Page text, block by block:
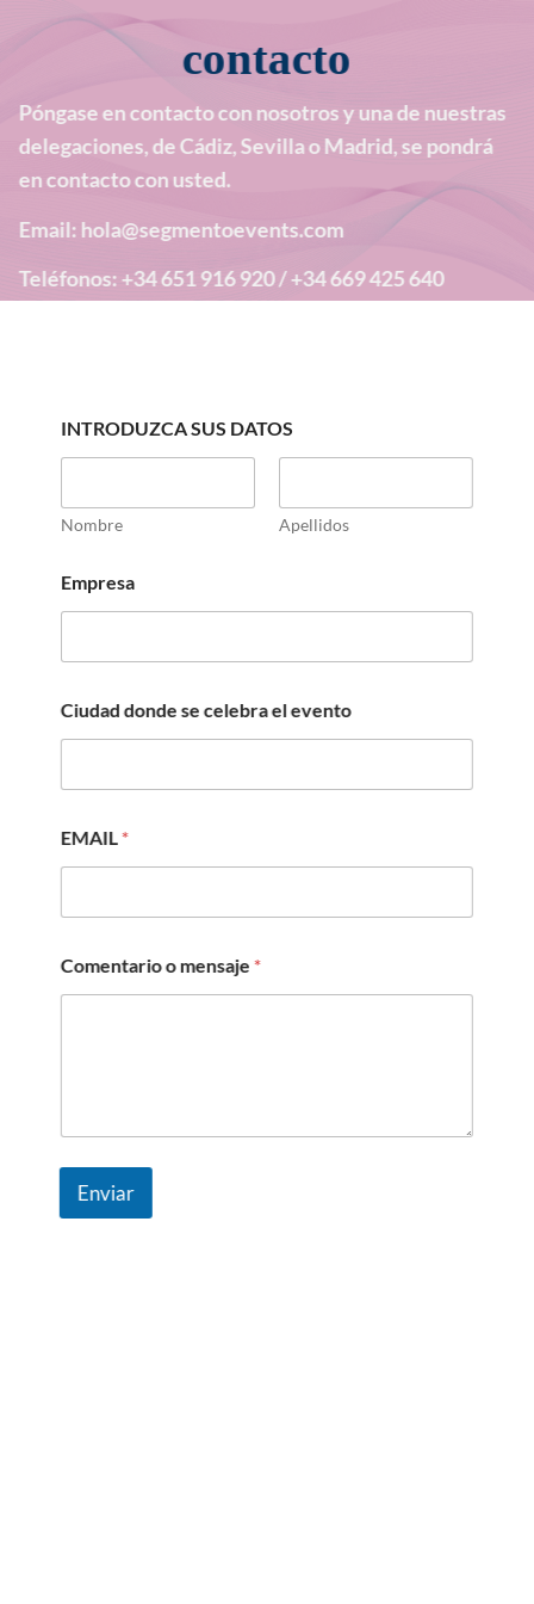
contacto
Póngase en contacto con nosotros y una de nuestras
delegaciones, de Cádiz, Sevilla o Madrid, se pondrá
en contacto con usted.
Email: hola@segmentoevents.com
Teléfonos: +34 651 916 920 / +34 669 425 640
INTRODUZCA SUS DATOS
Nombre Apellidos
Empresa
Ciudad donde se celebra el evento
EMAIL*
Comentario o mensaje *
Enviar